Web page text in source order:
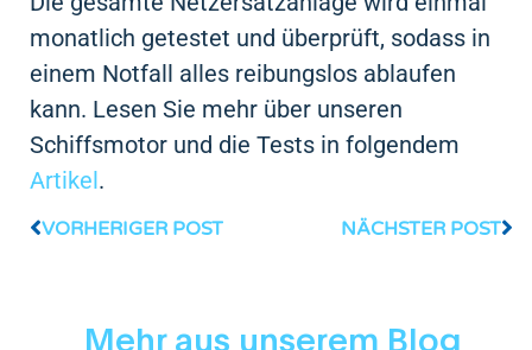
monatlich getestet und überprüft, sodass in
einem Notfall alles reibungslos ablaufen
kann. Lesen Sie mehr über unseren
Schiffsmotor und die Tests in folgendem
Artikel.
VORHERIGER POST NÄCHSTER POST
Mehr aus unserem Blog